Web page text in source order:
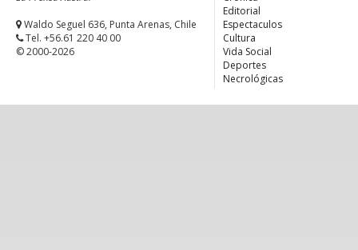
Waldo Seguel 636, Punta Arenas, Chile
Tel. +56.61 220 40 00
© 2000-2026
Editorial
Espectaculos
Cultura
Vida Social
Deportes
Necrológicas